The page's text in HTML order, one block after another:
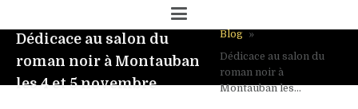
Dédicace au salon du
roman noir à Montauban
les 4 et 5 novembre
Blog »
Dédicace au salon du
roman noir à
Montauban les...